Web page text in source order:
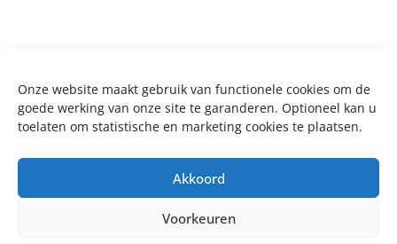
Onze website maakt gebruik van functionele cookies om de
goede werking van onze site te garanderen. Optioneel kan u
toelaten om statistische en marketing cookies te plaatsen.
Akkoord
Voorkeuren